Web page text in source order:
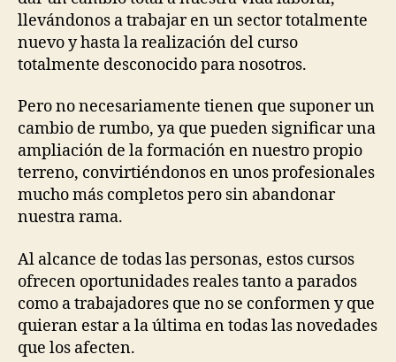
llevándonos a trabajar en un sector totalmente
nuevo y hasta la realización del curso
totalmente desconocido para nosotros.
Pero no necesariamente tienen que suponer un
cambio de rumbo, ya que pueden significar una
ampliación de la formación en nuestro propio
terreno, convirtiéndonos en unos profesionales
mucho más completos pero sin abandonar
nuestra rama.
Al alcance de todas las personas, estos cursos
ofrecen oportunidades reales tanto a parados
como a trabajadores que no se conformen y que
quieran estar a la última en todas las novedades
que los afecten.